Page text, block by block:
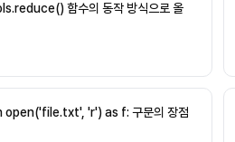
함수의 동작 방식으로 올
open('file.txt', 'r') as f: 구문의 장점